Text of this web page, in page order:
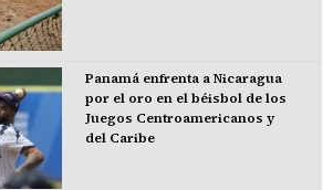
Panamá enfrenta a Nicaragua
por el oro en el béisbol de los
Juegos Centroamericanos y
del Caribe